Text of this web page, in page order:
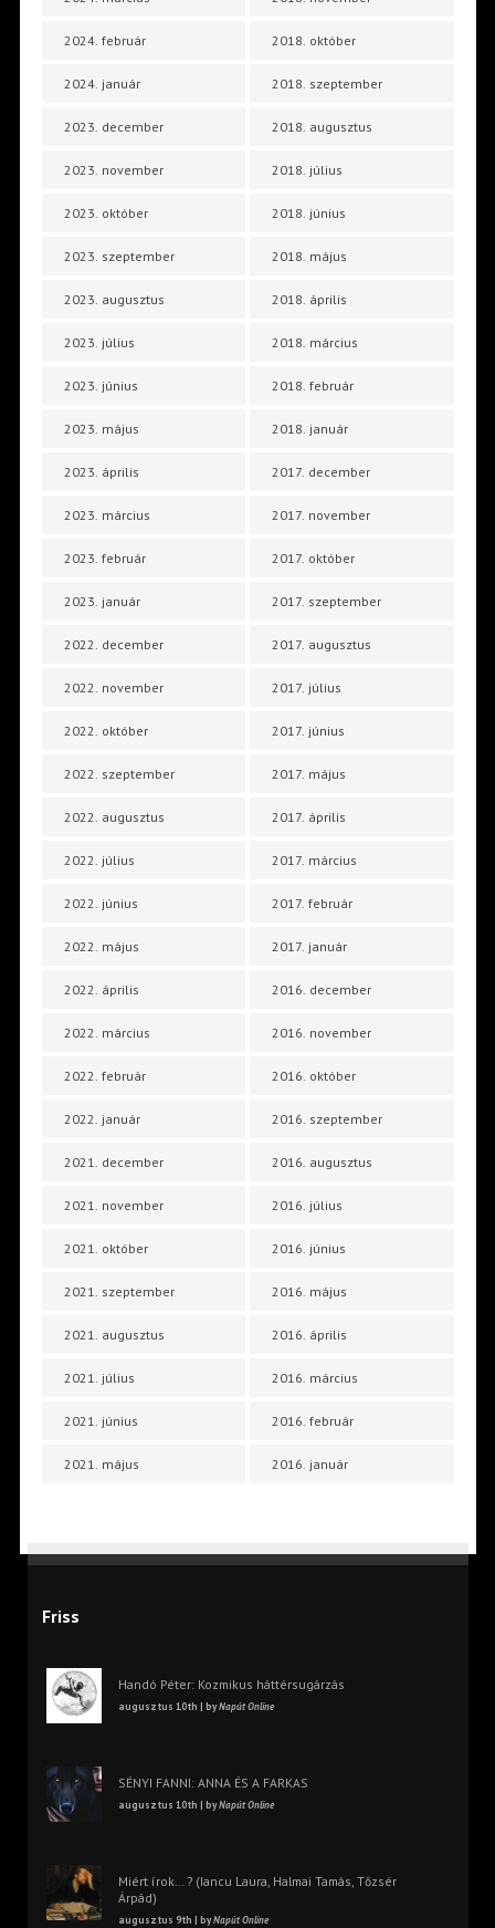
2024. február
2024. január
2023. december
2023. november
2023. október
2023. szeptember
2023. augusztus
2023. július
2023. június
2023. május
2023. április
2023. március
2023. február
2023. január
2022. december
2022. november
2022. október
2022. szeptember
2022. augusztus
2022. július
2022. június
2022. május
2022. április
2022. március
2022. február
2022. január
2021. december
2021. november
2021. október
2021. szeptember
2021. augusztus
2021. július
2021. június
2021. május
2018. október
2018. szeptember
2018. augusztus
2018. július
2018. június
2018. május
2018. április
2018. március
2018. február
2018. január
2017. december
2017. november
2017. október
2017. szeptember
2017. augusztus
2017. július
2017. június
2017. május
2017. április
2017. március
2017. február
2017. január
2016. december
2016. november
2016. október
2016. szeptember
2016. augusztus
2016. július
2016. június
2016. május
2016. április
2016. március
2016. február
2016. január
Friss
Handó Péter: Kozmikus háttérsugárzás
augusztus 10th | byNapút Online
SÉNYI FANNI: ANNA ÉS A FARKAS
augusztus 10th | byNapút Online
Miért írok… ? (Iancu Laura, Halmai Tamás, Tőzsér
Árpád)
augusztus 9th | byNapút Online